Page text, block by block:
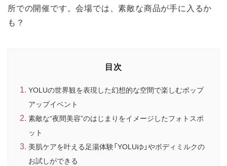
所での開催です。会場では、素敵な商品が手に入るか
も？
目次
YOLUの世界観を表現した幻想的な空間で楽しむポップ
アップイベント
素敵な“夜間美容”のはじまりをイメージしたフォトスポ
ット
美肌ケアを叶える足湯体験「YOLUゆ」やボディミルクの
お試しができる